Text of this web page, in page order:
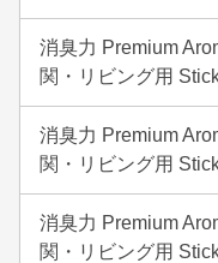
消臭力 Premium
関・リビング用
消臭力 Premium
関・リビング用
消臭力 Premium
関・リビング用